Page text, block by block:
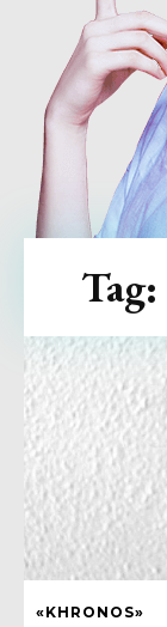
«KHRONOS»
Tag: